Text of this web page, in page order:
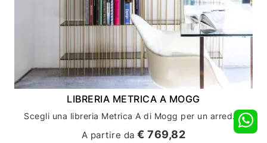
LIBRERIA METRICA A MOGG
Scegli una libreria Metrica A di Mogg per un arredamento casa unico e di design
A partire da€ 769,82